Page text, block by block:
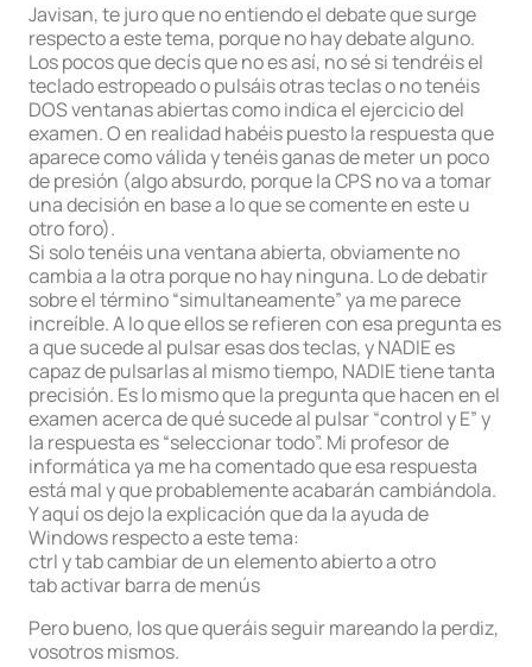
Javisan, te juro que no entiendo el debate que surge
respecto a este tema, porque no hay debate alguno.
Los pocos que decís que no es así, no sé si tendréis el
teclado estropeado o pulsáis otras teclas o no tenéis
DOS ventanas abiertas como indica el ejercicio del
examen. O en realidad habéis puesto la respuesta que
aparece como válida y tenéis ganas de meter un poco
de presión (algo absurdo, porque la CPS no va a tomar
una decisión en base a lo que se comente en este u
otro foro).
Si solo tenéis una ventana abierta, obviamente no
cambia a la otra porque no hay ninguna. Lo de debatir
sobre el término “simultaneamente” ya me parece
increíble. A lo que ellos se refieren con esa pregunta es
a que sucede al pulsar esas dos teclas, y NADIE es
capaz de pulsarlas al mismo tiempo, NADIE tiene tanta
precisión. Es lo mismo que la pregunta que hacen en el
examen acerca de qué sucede al pulsar “control y E” y
la respuesta es “seleccionar todo”. Mi profesor de
informática ya me ha comentado que esa respuesta
está mal y que probablemente acabarán cambiándola.
Y aquí os dejo la explicación que da la ayuda de
Windows respecto a este tema:
ctrl y tab cambiar de un elemento abierto a otro
tab activar barra de menús
Pero bueno, los que queráis seguir mareando la perdiz,
vosotros mismos.